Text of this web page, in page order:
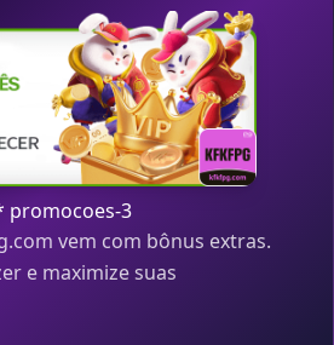
promocoes-3
vem com bônus extras.
e maximize suas